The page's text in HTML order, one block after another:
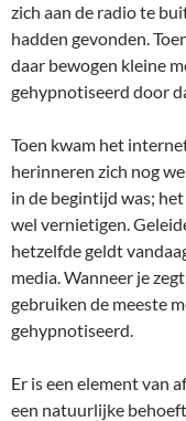
zich aan de radio te
hadden gevonden.
daar bewogen kleine
gehypnotiseerd door
Toen kwam het
herinneren zich nog
in de begintijd was;
wel vernietigen.
hetzelfde geldt
media. Wanneer je
gebruiken de meeste
gehypnotiseerd.
Er is een element van
een natuurlijke